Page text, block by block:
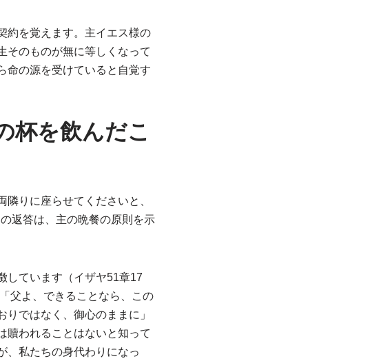
約を覚えます。主イエス様の
そのものが無に等しくなって
命の源を受けていると自覚す
杯を飲んだこ
りに座らせてくださいと、
返答は、主の晩餐の原則を示
しています（イザヤ51章17
父よ、できることなら、この
ではなく、御心のままに」
贖われることはないと知って
、私たちの身代わりになっ